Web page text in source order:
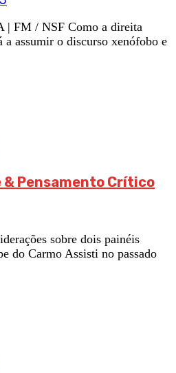
| FM / NSF Como a direita
a assumir o discurso xenófobo e
& Pensamento Crítico
sobre dois painéis
do Carmo Assisti no passado